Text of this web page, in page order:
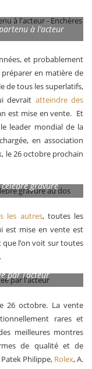
à l’acteur
et probablement
en matière de
de tous les superlatifs,
devrait atteindre des
est mise en vente. Et
leader mondial de la
en association
le 26 octobre prochain
gravure
les autres, toutes les
est mise en vente est
l’on voit sur toutes
par l’acteur
26 octobre. La vente
rares et
meilleures montres
de qualité et de
Philippe, Rolex, A.